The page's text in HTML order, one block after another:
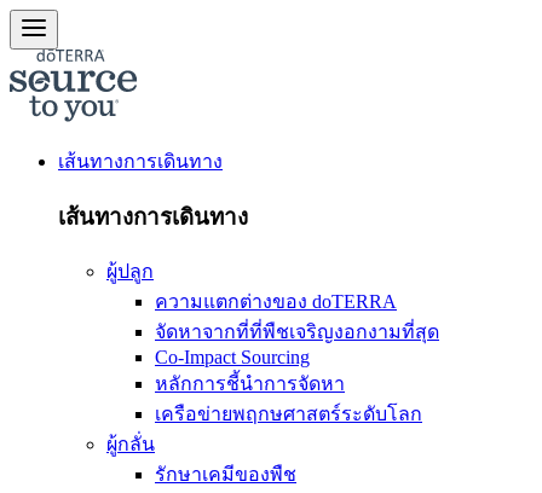
เส้นทางการเดินทาง
เส้นทางการเดินทาง
ผู้ปลูก
ความแตกต่างของ doTERRA
จัดหาจากที่ที่พืชเจริญงอกงามที่สุด
Co-Impact Sourcing
หลักการชี้นำการจัดหา
เครือข่ายพฤกษศาสตร์ระดับโลก
ผู้กลั่น
รักษาเคมีของพืช